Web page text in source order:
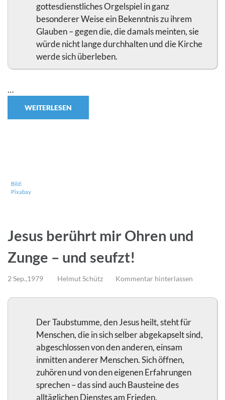
gottesdienstliches Orgelspiel in ganz
besonderer Weise ein Bekenntnis zu ihrem
Glauben – gegen die, die damals meinten, sie
würde nicht lange durchhalten und die Kirche
werde sich überleben.
…
WEITERLESEN
Bild:
Pixabay
Jesus berührt mir Ohren und
Zunge – und seufzt!
2 Sep.,1979 Helmut Schütz Kommentar hinterlassen
Der Taubstumme, den Jesus heilt, steht für
Menschen, die in sich selber abgekapselt sind,
abgeschlossen von den anderen, einsam
inmitten anderer Menschen. Sich öffnen,
zuhören und von den eigenen Erfahrungen
sprechen – das sind auch Bausteine des
alltäglichen Dienstes am Frieden.